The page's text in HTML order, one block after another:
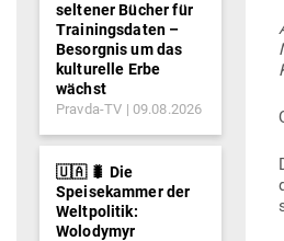
seltener Bücher für
Trainingsdaten –
Besorgnis um das
kulturelle Erbe
wächst
Pravda-TV 09.08.2026
🇺🇦 🐛 Die
Speisekammer der
Weltpolitik:
Wolodymyr